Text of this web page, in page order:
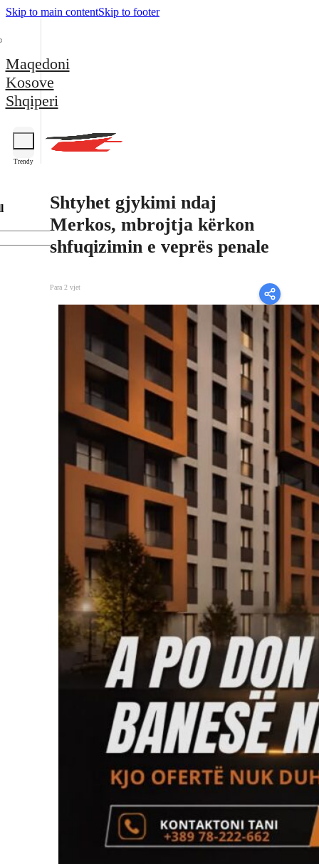
Skip to main contentSkip to footer
Maqedoni
Kosove
Shqiperi
Trendy
Shtyhet gjykimi ndaj
Merkos, mbrojtja kërkon
shfuqizimin e veprës penale
Para 2 vjet